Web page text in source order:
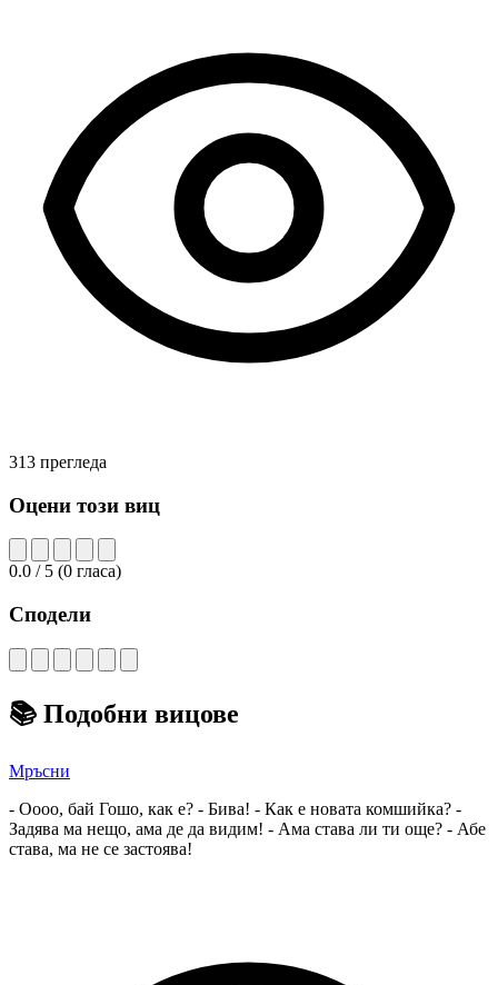
313 прегледа
Оцени този виц
0.0 / 5 (0 гласа)
Сподели
📚 Подобни вицове
Мръсни
- Оооо, бай Гошо, как е? - Бива! - Как е новата комшийка? -
Задява ма нещо, ама де да видим! - Ама става ли ти още? - Абе
става, ма не се застоява!